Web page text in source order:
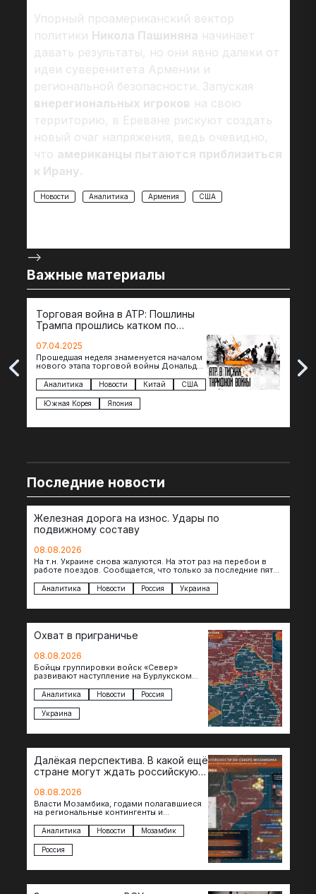
Упорный проамериканский вектор
политики Никола Пашиняна начинает
давать результаты, но они явно далеки от
идеи суверенитета Армении и
региональной безопасности. Запуская
внерегиональных игроков на свою
территорию, в Ереване рискуют создать
новый очаг напряжения, ведь очевидно,
что американцы пытаются приблизиться
к Ирану.
Новости Аналитика Армения США
-->
Важные материалы
Торговая война в АТР: Пошлины
Трампа прошлись катком по
07.04.2025
Прошедшая неделя знаменуется началом
нового этапа торговой войны Дональда
импорта из более 100 стран…
Аналитика Новости Китай США
Южная Корея Япония
The
Последние новости
Железная дорога на износ. Удары по
подвижному составу
08.08.2026
На т.н. Украине снова жалуются. На этот раз на перебои в
работе поездов. Сообщается, что только за последние пять
Аналитика Новости Россия Украина
Охват в приграничье
08.08.2026
Бойцы группировки войск «Север»
развивают наступление на Бурлукском
теснят противника сразу на нескольких
участках, создавая угрозу охвата…
Аналитика Новости Россия
Украина
Далёкая перспектива. В какой ещё
стране могут ждать российскую
08.08.2026
Власти Мозамбика, годами полагавшиеся
на региональные контингенты и
обращаются к российской стороне за
консультациями в…
Аналитика Новости Мозамбик
Россия